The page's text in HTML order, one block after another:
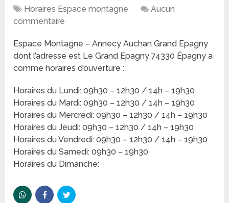
Horaires Espace montagne
Aucun
commentaire
Espace Montagne – Annecy Auchan Grand Epagny
dont l’adresse est Le Grand Epagny 74330 Épagny a
comme horaires d’ouverture :
Horaires du Lundi: 09h30 – 12h30 / 14h – 19h30
Horaires du Mardi: 09h30 – 12h30 / 14h – 19h30
Horaires du Mercredi: 09h30 – 12h30 / 14h – 19h30
Horaires du Jeudi: 09h30 – 12h30 / 14h – 19h30
Horaires du Vendredi: 09h30 – 12h30 / 14h – 19h30
Horaires du Samedi: 09h30 – 19h30
Horaires du Dimanche: